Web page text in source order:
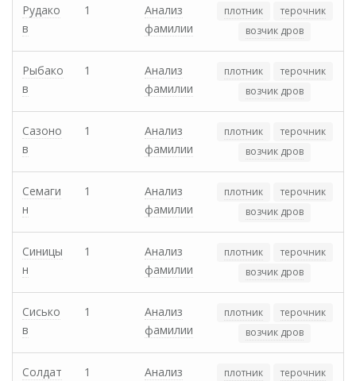
Рудако
в
1
Анализ
фамилии
плотник
терочник
возчик дров
Рыбако
в
1
Анализ
фамилии
плотник
терочник
возчик дров
Сазоно
в
1
Анализ
фамилии
плотник
терочник
возчик дров
Семаги
н
1
Анализ
фамилии
плотник
терочник
возчик дров
Синицы
н
1
Анализ
фамилии
плотник
терочник
возчик дров
Сисько
в
1
Анализ
фамилии
плотник
терочник
возчик дров
Солдат
1
Анализ
плотник
терочник